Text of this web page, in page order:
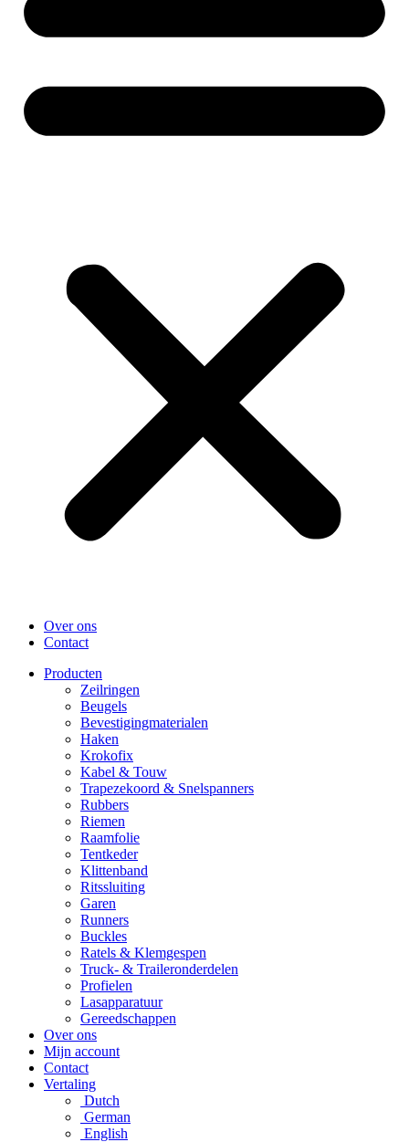
Over ons
Contact
Producten
Zeilringen
Beugels
Bevestigingmaterialen
Haken
Krokofix
Kabel & Touw
Trapezekoord & Snelspanners
Rubbers
Riemen
Raamfolie
Tentkeder
Klittenband
Ritssluiting
Garen
Runners
Buckles
Ratels & Klemgespen
Truck- & Traileronderdelen
Profielen
Lasapparatuur
Gereedschappen
Over ons
Mijn account
Contact
Vertaling
Dutch
German
English